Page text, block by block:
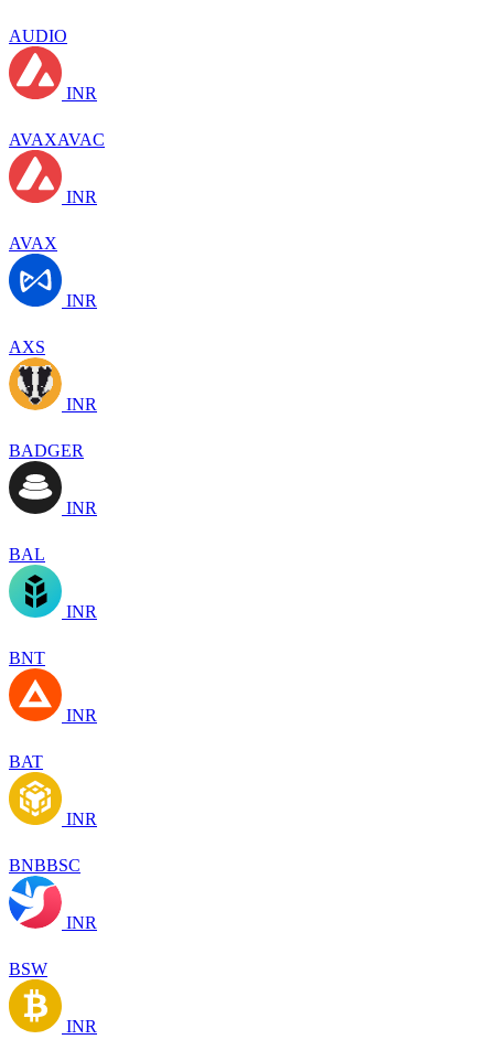
AUDIO
INR
AVAXAVAC
INR
AVAX
INR
AXS
INR
BADGER
INR
BAL
INR
BNT
INR
BAT
INR
BNBBSC
INR
BSW
INR